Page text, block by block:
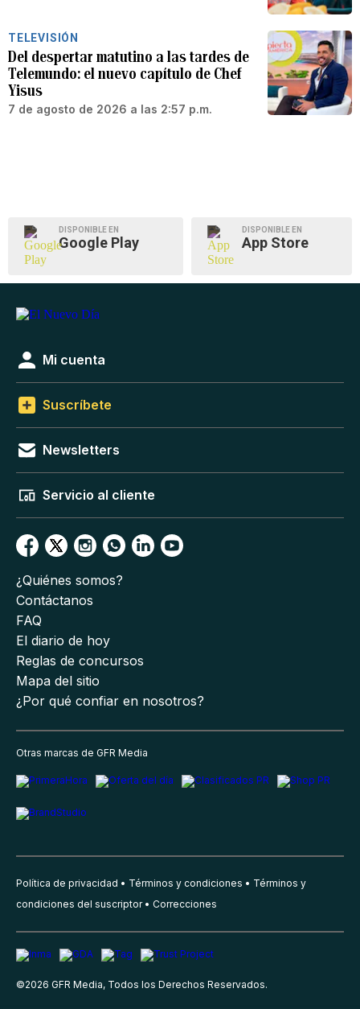
TELEVISIÓN
Del despertar matutino a las tardes de
Telemundo: el nuevo capítulo de Chef
Yisus
7 de agosto de 2026 a las 2:57 p.m.
DISPONIBLE EN
Google Play
DISPONIBLE EN
App Store
Mi cuenta
Suscríbete
Newsletters
Servicio al cliente
¿Quiénes somos?
Contáctanos
FAQ
El diario de hoy
Reglas de concursos
Mapa del sitio
¿Por qué confiar en nosotros?
Otras marcas de GFR Media
Política de privacidad Términos y condiciones
Términos y
condiciones del suscriptor
Correcciones
©2026 GFR Media, Todos los Derechos Reservados.